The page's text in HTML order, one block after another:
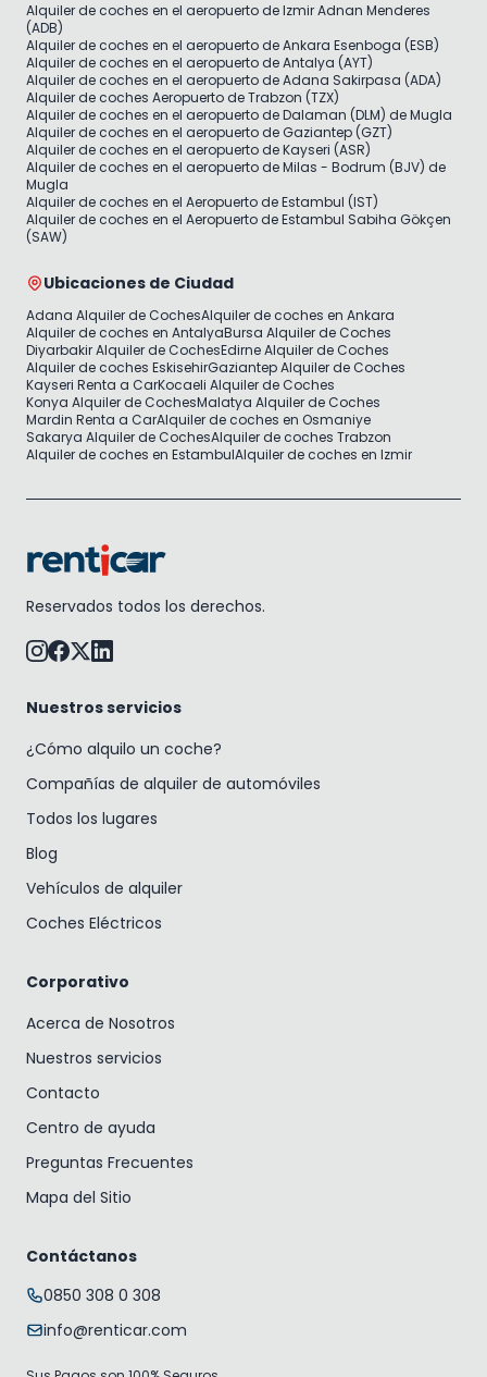
Alquiler de coches en el aeropuerto de Izmir Adnan Menderes
(ADB)
Alquiler de coches en el aeropuerto de Ankara Esenboga (ESB)
Alquiler de coches en el aeropuerto de Antalya (AYT)
Alquiler de coches en el aeropuerto de Adana Sakirpasa (ADA)
Alquiler de coches Aeropuerto de Trabzon (TZX)
Alquiler de coches en el aeropuerto de Dalaman (DLM) de Mugla
Alquiler de coches en el aeropuerto de Gaziantep (GZT)
Alquiler de coches en el aeropuerto de Kayseri (ASR)
Alquiler de coches en el aeropuerto de Milas - Bodrum (BJV) de
Mugla
Alquiler de coches en el Aeropuerto de Estambul (IST)
Alquiler de coches en el Aeropuerto de Estambul Sabiha Gökçen
(SAW)
Ubicaciones de Ciudad
Adana Alquiler de CochesAlquiler de coches en Ankara
Alquiler de coches en AntalyaBursa Alquiler de Coches
Diyarbakir Alquiler de CochesEdirne Alquiler de Coches
Alquiler de coches EskisehirGaziantep Alquiler de Coches
Kayseri Renta a CarKocaeli Alquiler de Coches
Konya Alquiler de CochesMalatya Alquiler de Coches
Mardin Renta a CarAlquiler de coches en Osmaniye
Sakarya Alquiler de CochesAlquiler de coches Trabzon
Alquiler de coches en EstambulAlquiler de coches en Izmir
Reservados todos los derechos.
Nuestros servicios
¿Cómo alquilo un coche?
Compañías de alquiler de automóviles
Todos los lugares
Blog
Vehículos de alquiler
Coches Eléctricos
Corporativo
Acerca de Nosotros
Nuestros servicios
Contacto
Centro de ayuda
Preguntas Frecuentes
Mapa del Sitio
Contáctanos
0850 308 0 308
info@renticar.com